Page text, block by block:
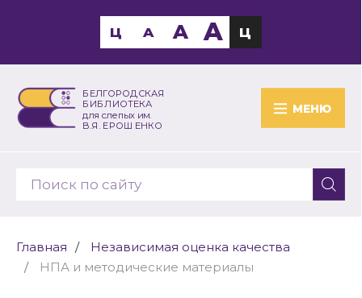
БЕЛГОРОДСКАЯ
БИБЛИОТЕКА
для слепых им.
В.Я. ЕРОШЕНКО
МЕНЮ
Ц A A A Ц
Главная
Независимая оценка качества
НПА и методические материалы